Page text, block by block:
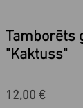
Tamborēts
"Kaktuss"
12,00 €Cena